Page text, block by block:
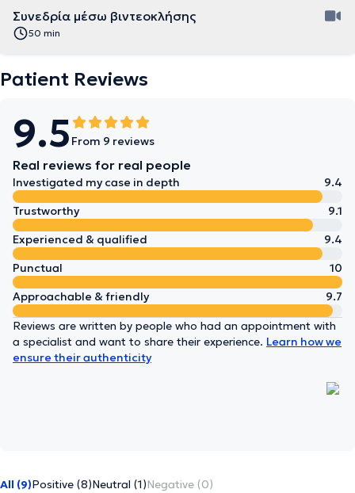
Συνεδρία μέσω βιντεοκλήσης
50 min
Patient Reviews
9.5 From 9 reviews
Real reviews for real people
Investigated my case in depth
9.4
Trustworthy
9.1
Experienced & qualified
9.4
Punctual
10
Approachable & friendly
9.7
Reviews are written by people who had an appointment with
a specialist and want to share their experience. Learn how we
ensure their authenticity
All (9)Positive (8)Neutral (1)Negative (0)